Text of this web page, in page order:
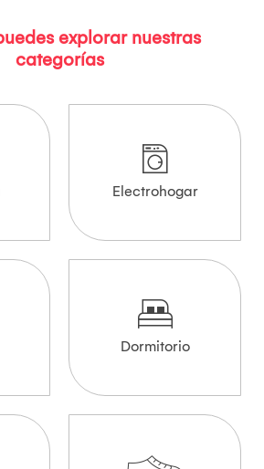
explorar nuestras
categorías
Electrohogar
Dormitorio